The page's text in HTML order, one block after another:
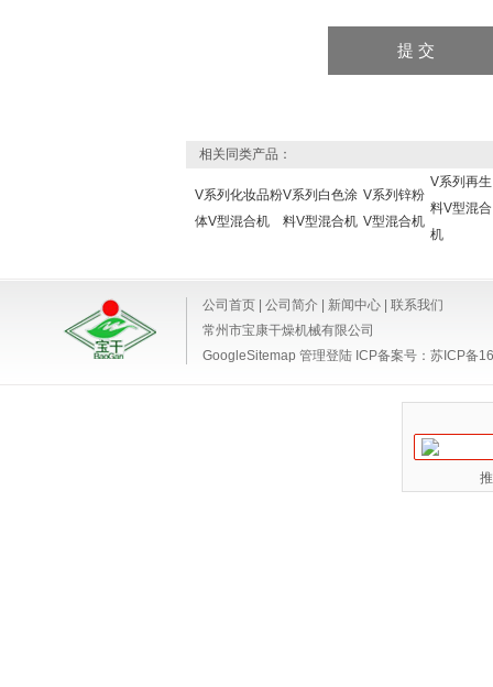
相关同类产品：
V系列化妆品粉
体V型混合机
V系列白色涂
料V型混合机
V系列锌粉
V型混合机
V系列再生
料V型混合
机
公司首页 公司简介 新闻中心
联系我们
常州市宝康干燥机械有限公司
GoogleSitemap 管理登陆 ICP备案号： 苏ICP备